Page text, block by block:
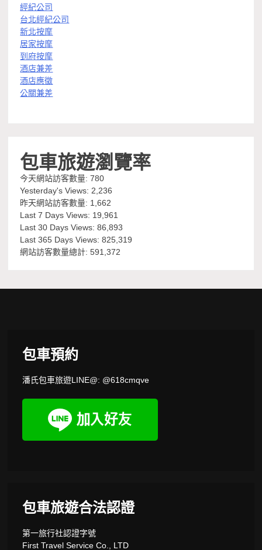
經紀公司
台北經紀公司
新北按摩
居家按摩
到府按摩
酒店兼差
酒店應徵
公關兼差
包車旅遊瀏覽率
今天網站訪客數量:780
Yesterday's Views: 2,236
昨天網站訪客數量: 1,662
Last 7 Days Views: 19,961
Last 30 Days Views:86,893
Last 365 Days Views:825,319
網站訪客數量總計:591,372
包車預約
潘氏包車旅遊LINE@: @618cmqve
包車旅遊合法認證
第一旅行社認證字號
First Travel Service Co., LTD